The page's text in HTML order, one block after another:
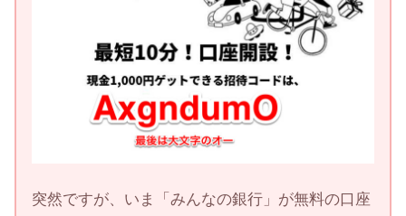
突然ですが、いま「みんなの銀行」が無料の口座